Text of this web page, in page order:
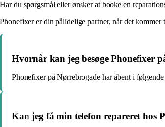
Har du spørgsmål eller ønsker at booke en
Phonefixer er din pålidelige partner, når det
Hvornår kan jeg besøge Phonefixer
Phonefixer på Nørrebrogade har åbent i
Kan jeg få min telefon repareret hos